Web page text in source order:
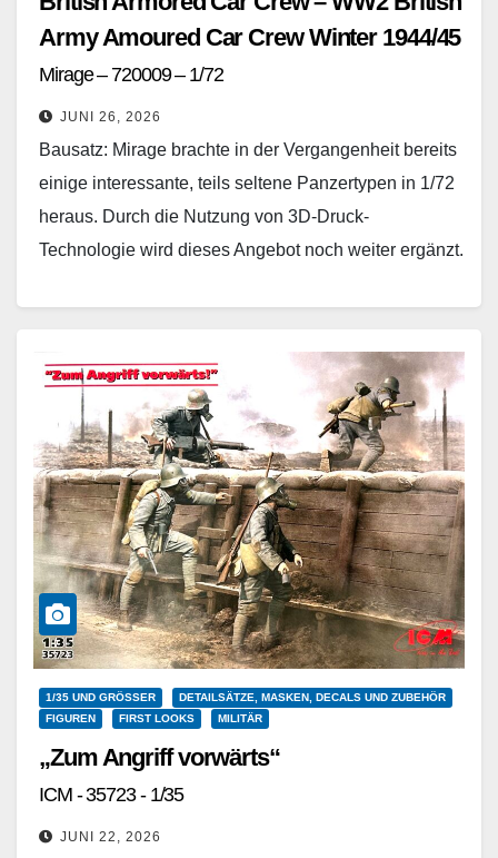
Army Amoured Car Crew Winter 1944/45
Mirage – 720009 – 1/72
JUNI 26, 2026
Bausatz: Mirage brachte in der Vergangenheit bereits
einige interessante, teils seltene Panzertypen in 1/72
heraus. Durch die Nutzung von 3D-Druck-
Technologie wird dieses Angebot noch weiter ergänzt.
1/35 UND GRÖSSER
DETAILSÄTZE, MASKEN, DECALS UND ZUBEHÖR
FIGUREN
FIRST LOOKS MILITÄR
„Zum Angriff vorwärts“
ICM - 35723 - 1/35
JUNI 22, 2026